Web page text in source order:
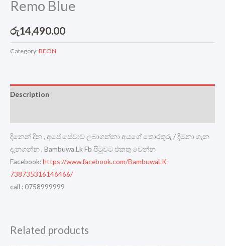
Remo Blue
රු14,490.00
Category: BEON
Description
දිනෙන් දින , අපේ සේවාව ලබාගන්නා අයගේ තොරතුරු / දීමනා ගැන
දැනගන්න , Bambuwa.Lk Fb පිටුවට එකතු වෙන්න
Facebook:https://www.facebook.com/BambuwaLK-
738735316146466/
call : 0758999999
Related products